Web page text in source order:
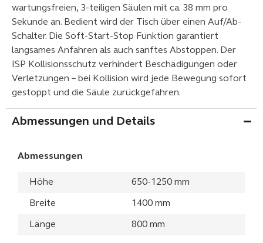
wartungsfreien, 3-teiligen Säulen mit ca. 38 mm pro
Sekunde an. Bedient wird der Tisch über einen Auf/Ab-
Schalter. Die Soft-Start-Stop Funktion garantiert
langsames Anfahren als auch sanftes Abstoppen. Der
ISP Kollisionsschutz verhindert Beschädigungen oder
Verletzungen – bei Kollision wird jede Bewegung sofort
gestoppt und die Säule zurückgefahren.
Abmessungen und Details
Abmessungen
Höhe 650-1250 mm
Breite 1400 mm
Länge 800 mm